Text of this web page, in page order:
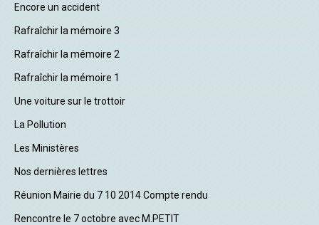
Encore un accident
Rafraîchir la mémoire 3
Rafraîchir la mémoire 2
Rafraîchir la mémoire 1
Une voiture sur le trottoir
La Pollution
Les Ministères
Nos dernières lettres
Réunion Mairie du 7 10 2014 Compte rendu
Rencontre le 7 octobre avec M.PETIT